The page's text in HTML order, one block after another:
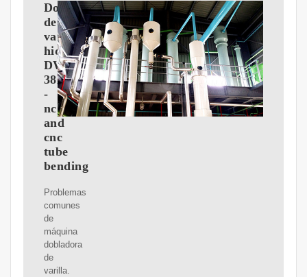
Dobladora
de
varilla
hidráulica
DW-
38NC
-
nc
and
cnc
tube
bending
Problemas
comunes
de
máquina
dobladora
de
varilla.